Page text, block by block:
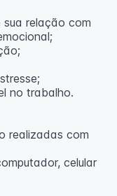
relação com
no trabalho.
realizadas com
celular